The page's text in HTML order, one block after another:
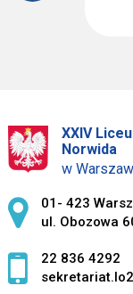
XXIV
Norwida
w
Adres
01- 423
ul. Obozowa
22 836 4292